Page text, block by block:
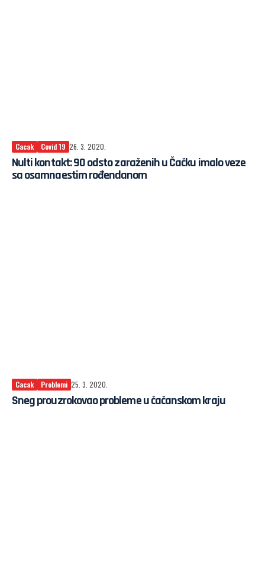
Cacak Covid 19 26. 3. 2020.
Nulti kontakt: 90 odsto zaraženih u Čačku imalo veze
sa osamnaestim rođendanom
Cacak Problemi 25. 3. 2020.
Sneg prouzrokovao probleme u čačanskom kraju